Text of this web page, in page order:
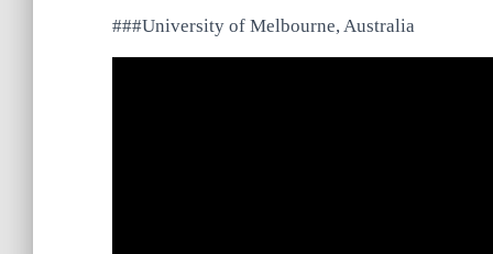
###University of Melbourne, Australia